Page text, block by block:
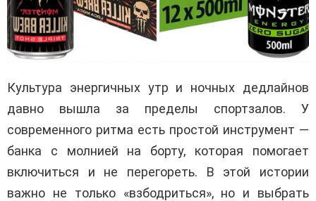
Культура энергичных утр и ночных дедлайнов
давно вышла за пределы спортзалов. У
современного ритма есть простой инструмент —
банка с молнией на борту, которая помогает
включиться и не перегореть. В этой истории
важно не только «взбодриться», но и выбрать